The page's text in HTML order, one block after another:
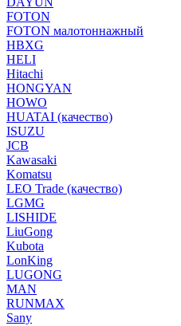
FOTON
FOTON малотоннажный
HBXG
HELI
Hitachi
HONGYAN
HOWO
HUATAI (качество)
ISUZU
JCB
Kawasaki
Komatsu
LEO Trade (качество)
LGMG
LISHIDE
LiuGong
Kubota
LonKing
LUGONG
MAN
RUNMAX
Sany